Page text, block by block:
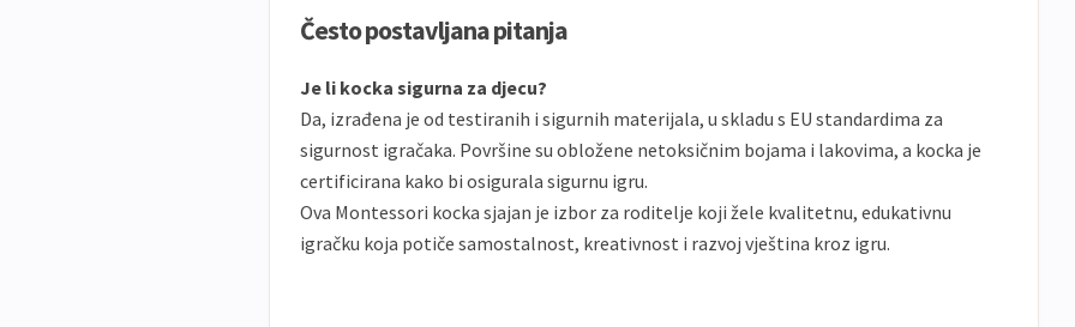
Često postavljana pitanja
Je li kocka sigurna za djecu?
Da, izrađena je od testiranih i sigurnih materijala, u skladu s EU standardima za
sigurnost igračaka. Površine su obložene netoksičnim bojama i lakovima, a kocka je
certificirana kako bi osigurala sigurnu igru.
Ova Montessori kocka sjajan je izbor za roditelje koji žele kvalitetnu, edukativnu
igračku koja potiče samostalnost, kreativnost i razvoj vještina kroz igru.